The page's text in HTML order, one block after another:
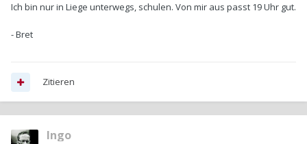
Ich bin nur in Liege unterwegs, schulen. Von mir aus passt 19 Uhr gut.
- Bret
Zitieren
Ingo